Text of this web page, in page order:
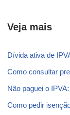
Veja mais
Dívida ativa de
Como consultar
Não paguei o
Como pedir